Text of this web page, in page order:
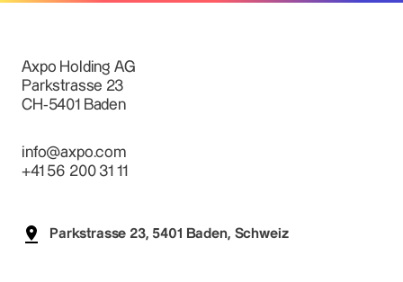
Axpo Holding AG
Parkstrasse 23
CH-5401 Baden
info@axpo.com
+41 56 200 31 11
Parkstrasse 23, 5401 Baden, Schweiz